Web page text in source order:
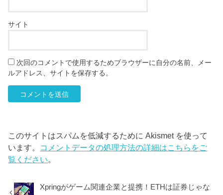
サイト
次回のコメントで使用するためブラウザーに自分の名前、メー
ルアドレス、サイトを保存する。
このサイトはスパムを低減するために Akismet を使って
います。 コメントデータの処理方法の詳細はこちらをご
覧ください。
Xpringがゲーム関連企業と提携！ETHは証券じゃな